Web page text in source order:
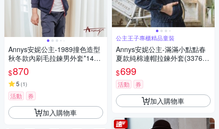
Annys安妮公主-1989撞色造型
秋冬款內刷毛拉鍊男外套*1499
藍色
$870
5 (1)
活動 券
加入購物車
公主王子專櫃精品童裝
Annys安妮公主-滿滿小點點春
夏款純棉連帽拉鍊外套(3376藍
色)
$699
活動 券
加入購物車